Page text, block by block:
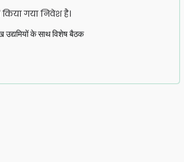
किया गया निवेश है।
उद्यमियों के साथ विशेष बैठक